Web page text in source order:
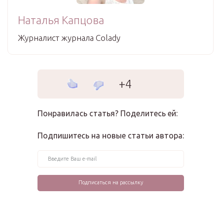
Наталья Капцова
Журналист журнала Colady
+4
Понравилась статья? Поделитесь ей:
Подпишитесь на новые статьи автора: